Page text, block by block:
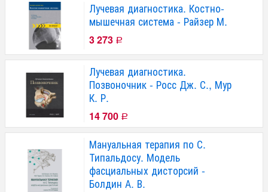
Лучевая диагностика. Костно-
мышечная система - Райзер М.
3 273 Р
Лучевая диагностика.
Позвоночник - Росс Дж. С., Мур
К. Р.
14 700 Р
Мануальная терапия по С.
Типальдосу. Модель
фасциальных дисторсий -
Болдин А. В.